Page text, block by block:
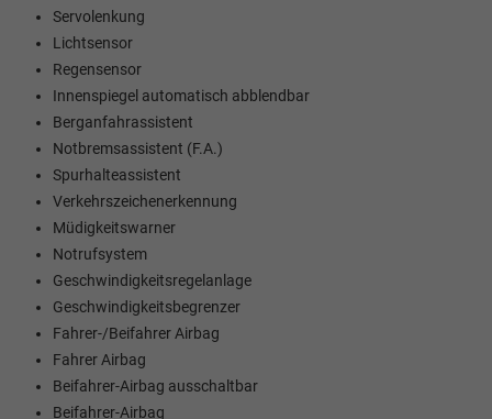
Servolenkung
Lichtsensor
Regensensor
Innenspiegel automatisch abblendbar
Berganfahrassistent
Notbremsassistent (F.A.)
Spurhalteassistent
Verkehrszeichenerkennung
Müdigkeitswarner
Notrufsystem
Geschwindigkeitsregelanlage
Geschwindigkeitsbegrenzer
Fahrer-/Beifahrer Airbag
Fahrer Airbag
Beifahrer-Airbag ausschaltbar
Beifahrer-Airbag